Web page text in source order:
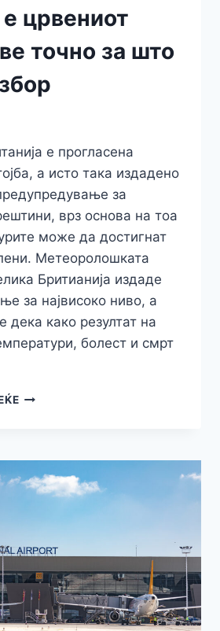
црвениот
точно за што
е прогласена
а исто така издадено
за
врз основа на тоа
може да достигнат
Метеоролошката
Бритианија издаде
за највисоко ниво, а
дека како резултат на
болест и смрт
ПРОГЛАСЕНА
ВКЛУЧЕН
Е
ЦРВЕНИОТ
ТОЧНО
ШТО
СТАНУВА
ЗБОР